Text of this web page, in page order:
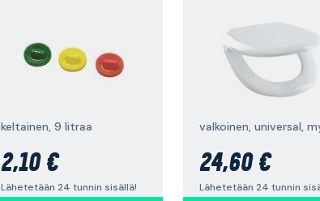
keltainen, 9 litraa
2,10 €
Lähetetään 24 tunnin sisällä!
24,60 €
Lähetetään 24 tunnin